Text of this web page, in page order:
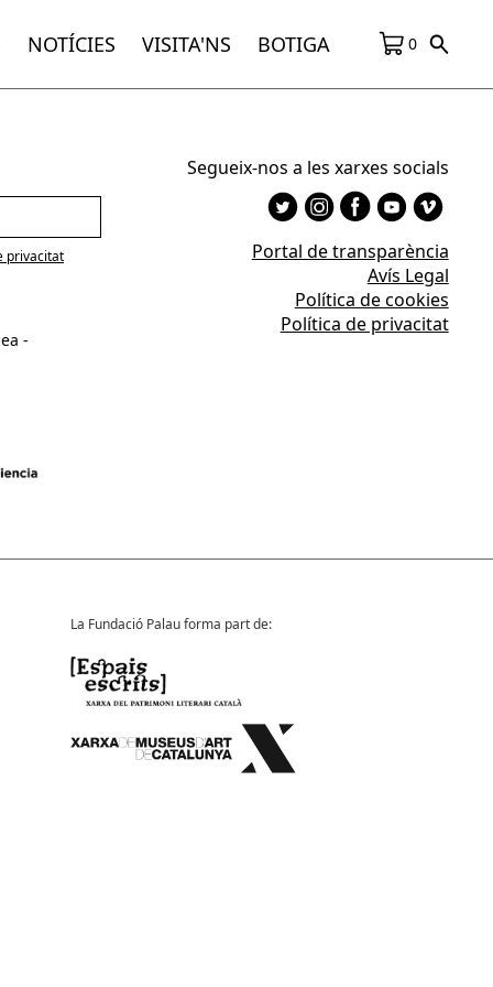
NOTÍCIES VISITA'NS BOTIGA 0
privacitat
-
Segueix-nos a les xarxes socials
Portal de transparència
Avís Legal
Política de cookies
Política de privacitat
La Fundació Palau forma part de: